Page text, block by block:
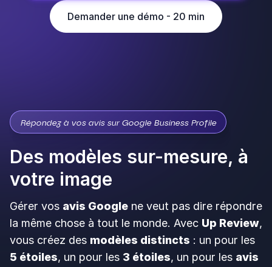
Demander une démo - 20 min
Répondez à vos avis sur Google Business Profile
Des modèles sur-mesure, à
votre image
Gérer vos avis Google ne veut pas dire répondre
la même chose à tout le monde. Avec Up Review,
vous créez des modèles distincts : un pour les
5 étoiles, un pour les 3 étoiles, un pour les avis